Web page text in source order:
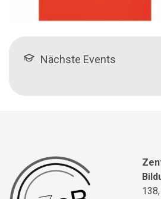
Nächste Events